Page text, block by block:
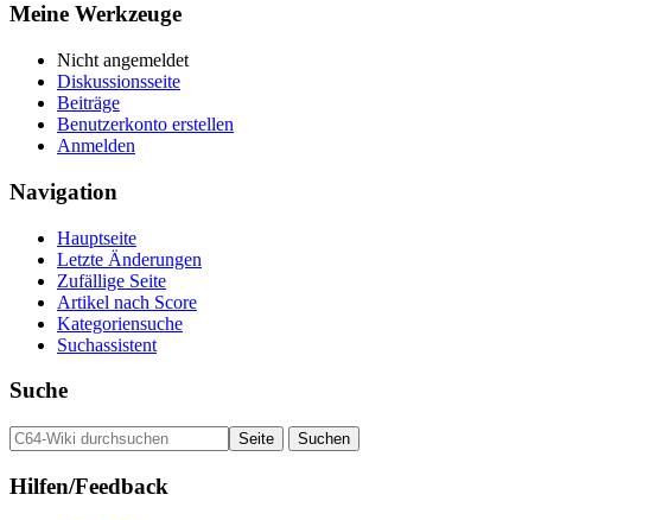
Meine Werkzeuge
Nicht angemeldet
Diskussionsseite
Beiträge
Benutzerkonto erstellen
Anmelden
Navigation
Hauptseite
Letzte Änderungen
Zufällige Seite
Artikel nach Score
Kategoriensuche
Suchassistent
Suche
Hilfen/Feedback